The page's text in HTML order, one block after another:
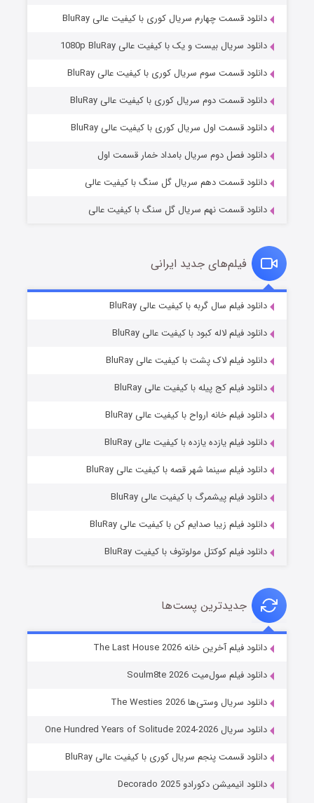
عملیات آپارتمان
قسمت2 (زیرنویس) منتشر شد
قسمت2 (زیرنویس) منتشر شد
شوگر فصل ۲
دانلود قسمت چهارم سریال کوری با کیفیت عالی BluRay
دانلود سریال بیست و یک با کیفیت عالی 1080p BluRay
دانلود قسمت سوم سریال کوری با کیفیت عالی BluRay
دانلود قسمت دوم سریال کوری با کیفیت عالی BluRay
دانلود قسمت اول سریال کوری با کیفیت عالی BluRay
دانلود فصل دوم سریال بامداد خمار قسمت اول
دانلود قسمت دهم سریال گل سنگ با کیفیت عالی
دانلود قسمت نهم سریال گل سنگ با کیفیت عالی
فیلم‌های جدید ایرانی
دانلود فیلم سال گربه با کیفیت عالی BluRay
دانلود فیلم لاله کبود با کیفیت عالی BluRay
دانلود فیلم لاک پشت با کیفیت عالی BluRay
دانلود فیلم کج‌ پیله با کیفیت عالی BluRay
دانلود فیلم خانه ارواح با کیفیت عالی BluRay
دانلود فیلم یازده یازده با کیفیت عالی BluRay
دانلود فیلم سینما شهر قصه با کیفیت عالی BluRay
دانلود فیلم پیشمرگ با کیفیت عالی BluRay
دانلود فیلم زیبا صدایم کن با کیفیت عالی BluRay
دانلود فیلم کوکتل مولوتوف با کیفیت BluRay
جدیدترین پست‌ها
دانلود فیلم آخرین خانه The Last House 2026
دانلود فیلم سول‌میت Soulm8te 2026
دانلود سریال وستی‌ها The Westies 2026
دانلود سریال One Hundred Years of Solitude 2024-2026
دانلود قسمت پنجم سریال کوری با کیفیت عالی BluRay
دانلود انیمیشن دکورادو Decorado 2025